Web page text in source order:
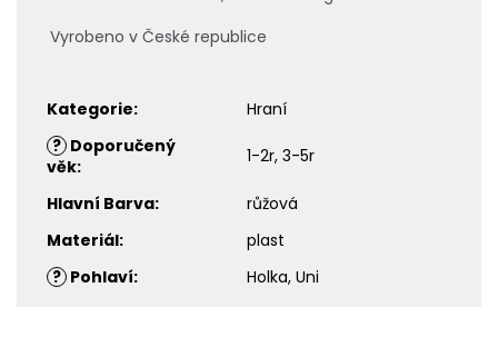
Vyrobeno v České republice
Kategorie:
Hraní
? Doporučený
věk: 1-2r, 3-5r
Hlavní Barva:
růžová
Materiál:
plast
? Pohlaví: Holka, Uni